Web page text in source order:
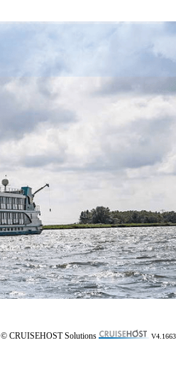
© CRUISEHOST Solutions V4.1663